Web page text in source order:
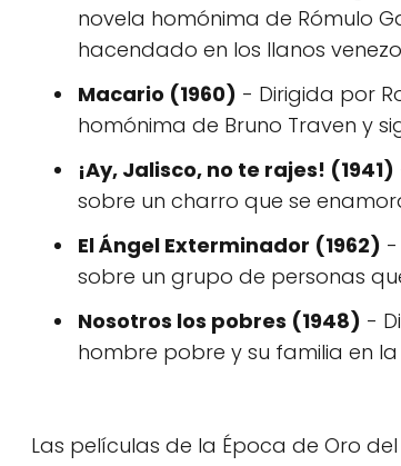
novela homónima de Rómulo
hacendado en los llanos
Macario (1960) - Dirigida por
homónima de Bruno Traven y
¡Ay, Jalisco, no te rajes! (1941)
sobre un charro que se
El Ángel Exterminador (1962) -
sobre un grupo de personas
Nosotros los pobres (1948) -
hombre pobre y su familia en
Las películas de la Época de Oro